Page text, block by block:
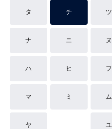
タ チ ツ
ナ ニ ヌ
ハ ヒ フ
マ ミ ム
ヤ ユ